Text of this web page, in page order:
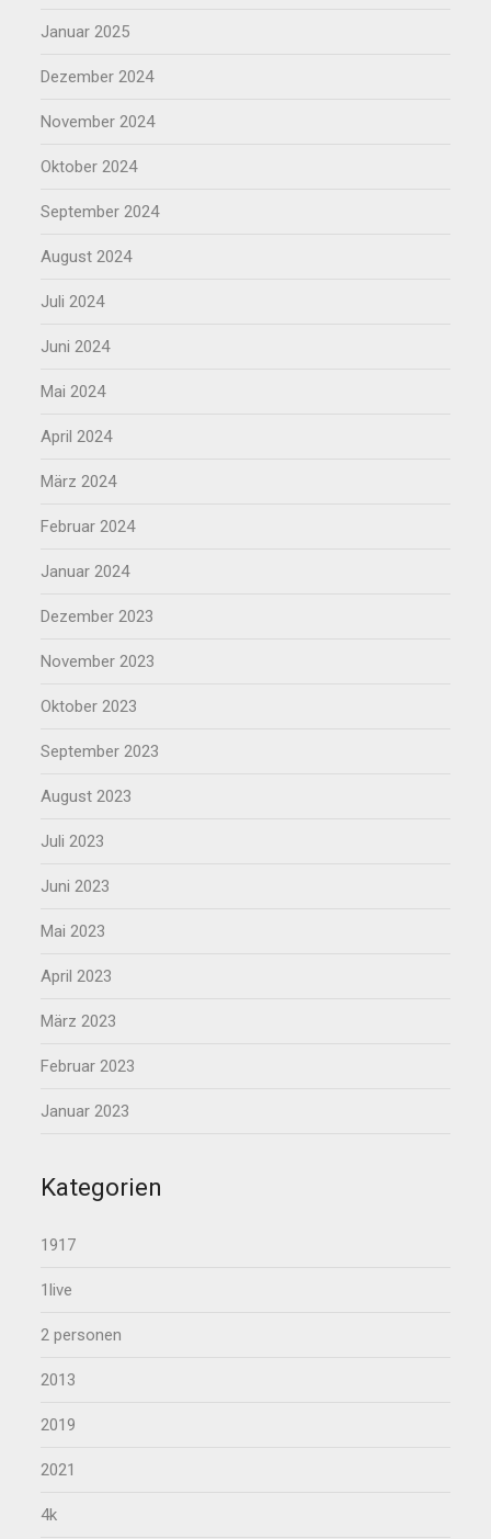
Januar 2025
Dezember 2024
November 2024
Oktober 2024
September 2024
August 2024
Juli 2024
Juni 2024
Mai 2024
April 2024
März 2024
Februar 2024
Januar 2024
Dezember 2023
November 2023
Oktober 2023
September 2023
August 2023
Juli 2023
Juni 2023
Mai 2023
April 2023
März 2023
Februar 2023
Januar 2023
Kategorien
1917
1live
2 personen
2013
2019
2021
4k